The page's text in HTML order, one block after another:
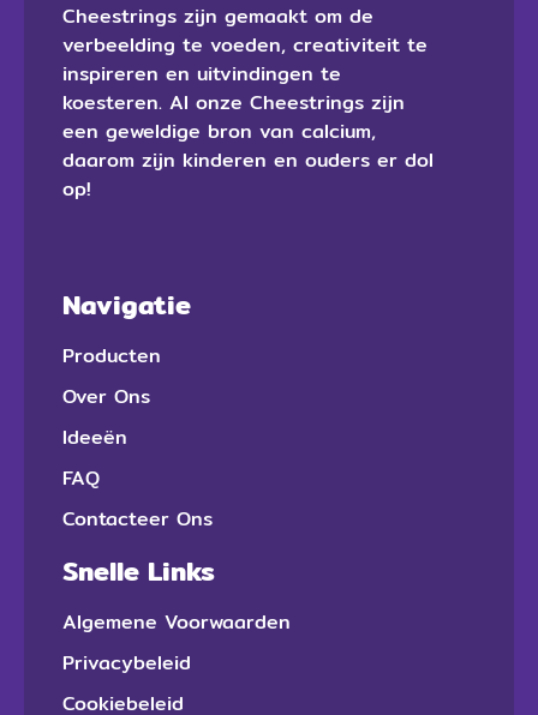
Cheestrings zijn gemaakt om de
verbeelding te voeden, creativiteit te
inspireren en uitvindingen te
koesteren. Al onze Cheestrings zijn
een geweldige bron van calcium,
daarom zijn kinderen en ouders er dol
op!
Navigatie
Producten
Over Ons
Ideeën
FAQ
Contacteer Ons
Snelle Links
Algemene Voorwaarden
Privacybeleid
Cookiebeleid